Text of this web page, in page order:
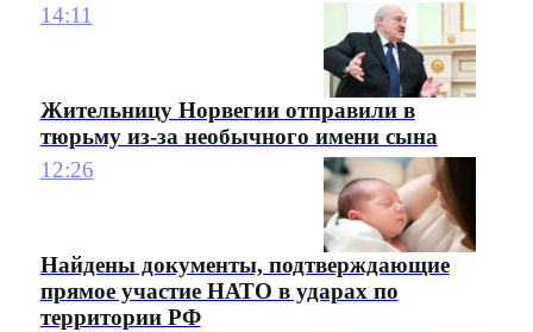
14:11
Жительницу Норвегии отправили в
тюрьму из-за необычного имени сына
12:26
Найдены документы, подтверждающие
прямое участие НАТО в ударах по
территории РФ